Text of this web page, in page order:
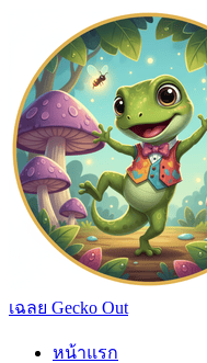
เฉลย Gecko Out
หน้าแรก